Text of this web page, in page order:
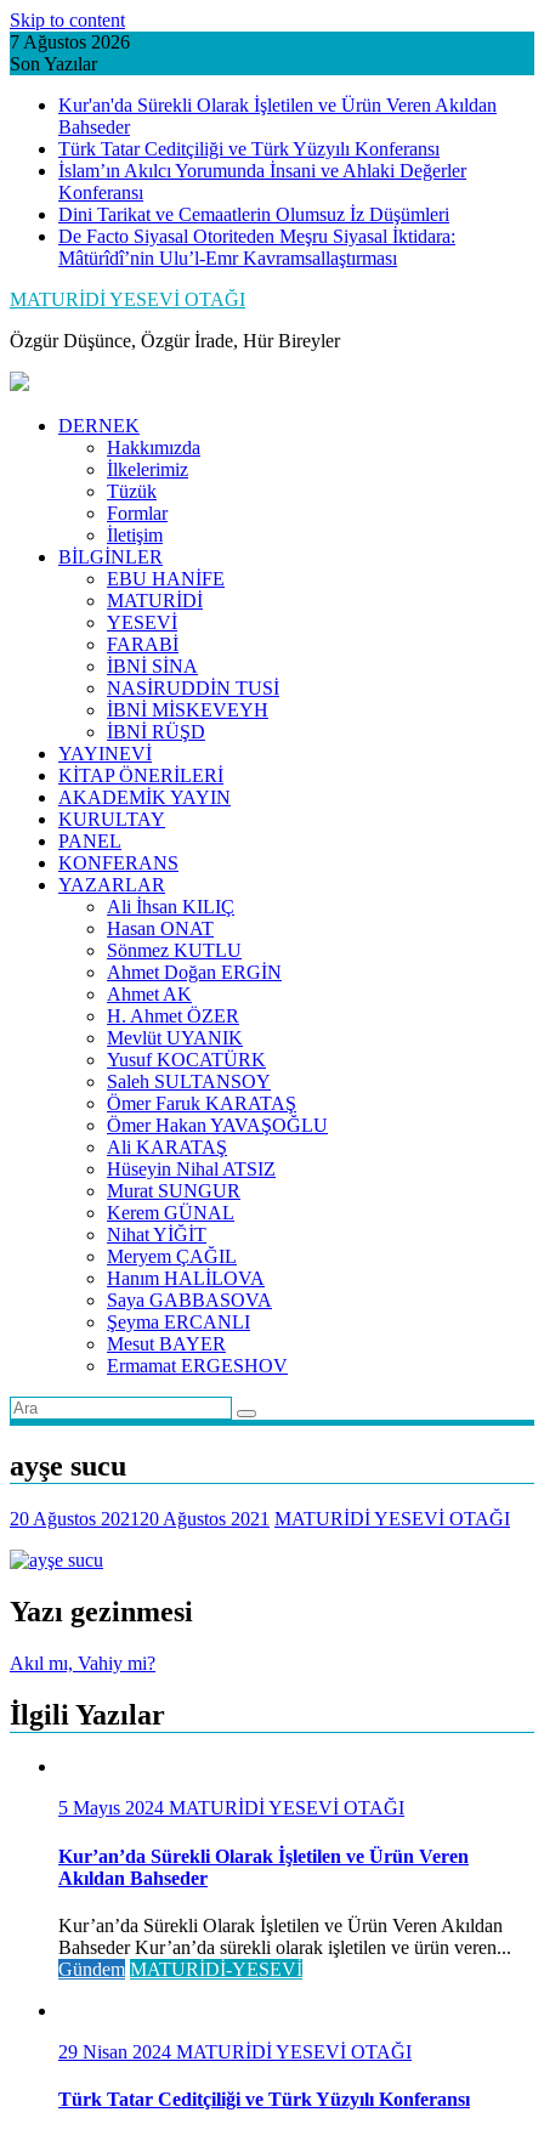
Skip to content
7 Ağustos 2026
Son Yazılar
Kur'an'da Sürekli Olarak İşletilen ve Ürün Veren Akıldan
Bahseder
Türk Tatar Ceditçiliği ve Türk Yüzyılı Konferansı
İslam’ın Akılcı Yorumunda İnsani ve Ahlaki Değerler
Konferansı
Dini Tarikat ve Cemaatlerin Olumsuz İz Düşümleri
De Facto Siyasal Otoriteden Meşru Siyasal İktidara:
Mâtürîdî’nin Ulu’l-Emr Kavramsallaştırması
MATURİDİ YESEVİ OTAĞI
Özgür Düşünce, Özgür İrade, Hür Bireyler
DERNEK
Hakkımızda
İlkelerimiz
Tüzük
Formlar
İletişim
BİLGİNLER
EBU HANİFE
MATURİDİ
YESEVİ
FARABİ
İBNİ SİNA
NASİRUDDİN TUSİ
İBNİ MİSKEVEYH
İBNİ RÜŞD
YAYINEVİ
KİTAP ÖNERİLERİ
AKADEMİK YAYIN
KURULTAY
PANEL
KONFERANS
YAZARLAR
Ali İhsan KILIÇ
Hasan ONAT
Sönmez KUTLU
Ahmet Doğan ERGİN
Ahmet AK
H. Ahmet ÖZER
Mevlüt UYANIK
Yusuf KOCATÜRK
Saleh SULTANSOY
Ömer Faruk KARATAŞ
Ömer Hakan YAVAŞOĞLU
Ali KARATAŞ
Hüseyin Nihal ATSIZ
Murat SUNGUR
Kerem GÜNAL
Nihat YİĞİT
Meryem ÇAĞIL
Hanım HALİLOVA
Saya GABBASOVA
Şeyma ERCANLI
Mesut BAYER
Ermamat ERGESHOV
ayşe sucu
20 Ağustos 2021 20 Ağustos 2021 MATURİDİ YESEVİ OTAĞI
Yazı gezinmesi
Akıl mı, Vahiy mi?
İlgili Yazılar
5 Mayıs 2024 MATURİDİ YESEVİ OTAĞI
Kur’an’da Sürekli Olarak İşletilen ve Ürün Veren
Akıldan Bahseder
Kur’an’da Sürekli Olarak İşletilen ve Ürün Veren Akıldan
Bahseder Kur’an’da sürekli olarak işletilen ve ürün veren...
Gündem MATURİDİ-YESEVİ
29 Nisan 2024 MATURİDİ YESEVİ OTAĞI
Türk Tatar Ceditçiliği ve Türk Yüzyılı Konferansı